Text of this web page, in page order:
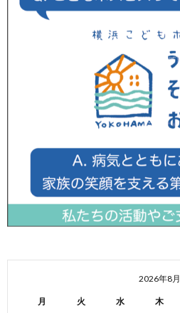
2026年8月
月 火 水 木